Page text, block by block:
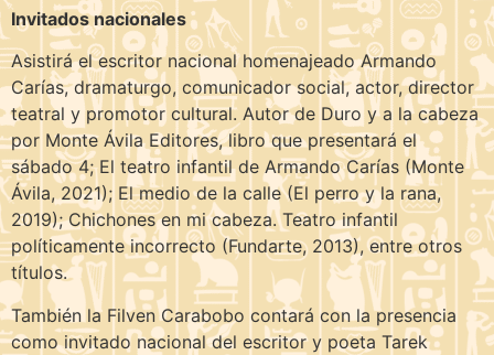
Invitados nacionales
Asistirá el escritor nacional homenajeado Armando
Carías, dramaturgo, comunicador social, actor, director
teatral y promotor cultural. Autor de Duro y a la cabeza
por Monte Ávila Editores, libro que presentará el
sábado 4; El teatro infantil de Armando Carías (Monte
Ávila, 2021); El medio de la calle (El perro y la rana,
2019); Chichones en mi cabeza. Teatro infantil
políticamente incorrecto (Fundarte, 2013), entre otros
títulos.
También la Filven Carabobo contará con la presencia
como invitado nacional del escritor y poeta Tarek